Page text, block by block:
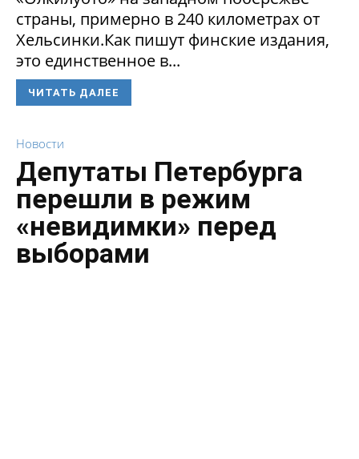
страны, примерно в 240 километрах от
Хельсинки.Как пишут финские издания,
это единственное в...
ЧИТАТЬ ДАЛЕЕ
Новости
Депутаты Петербурга
перешли в режим
«невидимки» перед
выборами